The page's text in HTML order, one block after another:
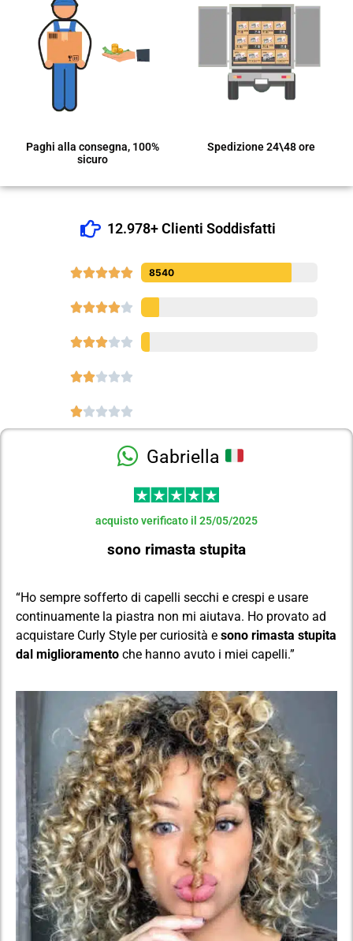
Paghi alla consegna, 100%
sicuro
Spedizione 24\48 ore
12.978+ Clienti Soddisfatti
 8540




Gabriella
acquisto verificato il 25/05/2025
sono rimasta stupita
“Ho sempre sofferto di capelli secchi e crespi e usare
continuamente la piastra non mi aiutava. Ho provato ad
acquistare Curly Style per curiosità e sono rimasta stupita
dal miglioramento che hanno avuto i miei capelli.”